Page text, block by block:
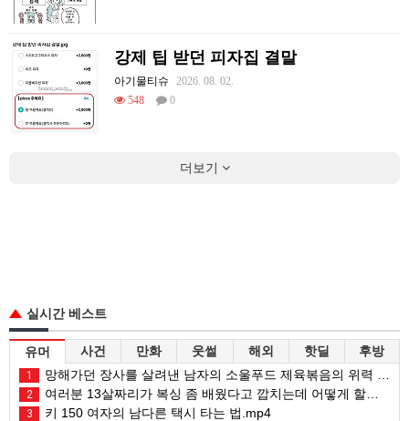
강제 팁 받던 피자집 결말
아기물티슈
2026. 08. 02.
548
0
더보기
실시간 베스트
유머 사건 만화 웃썰 해외 핫딜 후방
1 망해가던 장사를 살려낸 남자의 소울푸드 제육볶음의 위력 ㅋㅋ
2 여러분 13살짜리가 복싱 좀 배웠다고 깝치는데 어떻게 할까요?
3 키 150 여자의 남다른 택시 타는 법.mp4